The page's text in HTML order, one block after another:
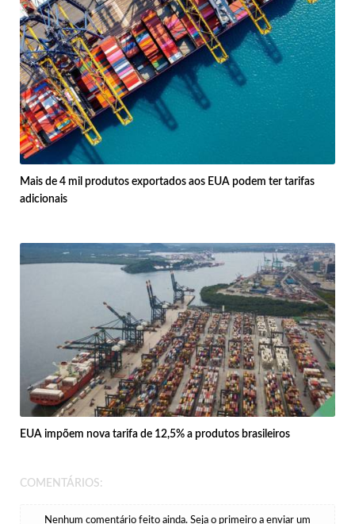
Mais de 4 mil produtos exportados aos EUA podem ter tarifas
adicionais
EUA impõem nova tarifa de 12,5% a produtos brasileiros
COMENTÁRIOS:
Nenhum comentário feito ainda. Seja o primeiro a enviar um